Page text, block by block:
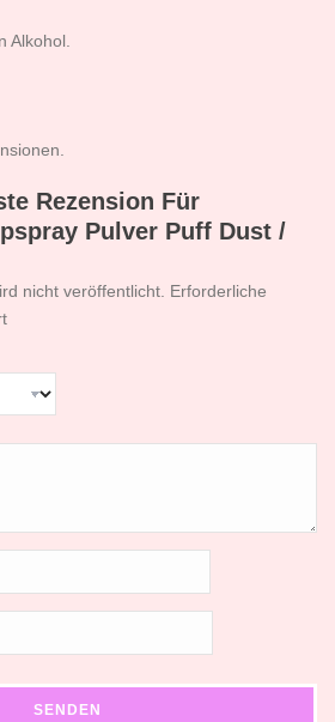
Alkohol.
Rezension Für
Pulver Puff Dust /
nicht veröffentlicht. Erforderliche